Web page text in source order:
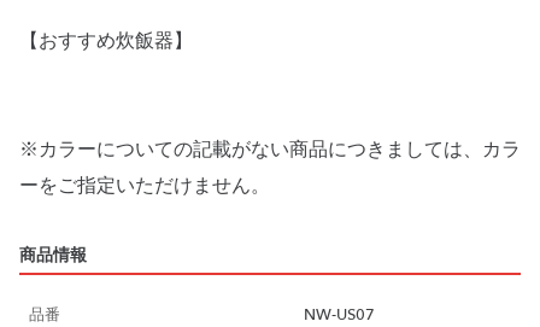
【おすすめ炊飯器】
※カラーについての記載がない商品につきましては、カラ
ーをご指定いただけません。
商品情報
品番 NW-US07